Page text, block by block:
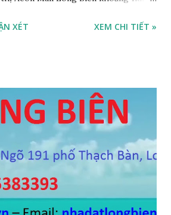
35m2, mặt tiền 5m, thiết kế 3
Quảng cáo trực tuyến ĐÃ BÁN
XÉT XEM CHI TIẾT »